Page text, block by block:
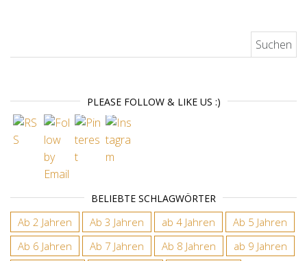
PLEASE FOLLOW & LIKE US :)
BELIEBTE SCHLAGWÖRTER
Ab 2 Jahren Ab 3 Jahren ab 4 Jahren
Ab 5 Jahren
Ab 6 Jahren
Ab 7 Jahren Ab 8 Jahren
ab 9 Jahren